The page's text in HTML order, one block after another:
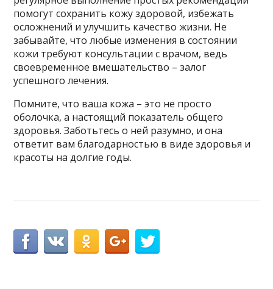
помогут сохранить кожу здоровой, избежать
осложнений и улучшить качество жизни. Не
забывайте, что любые изменения в состоянии
кожи требуют консультации с врачом, ведь
своевременное вмешательство – залог
успешного лечения.
Помните, что ваша кожа – это не просто
оболочка, а настоящий показатель общего
здоровья. Заботьтесь о ней разумно, и она
ответит вам благодарностью в виде здоровья и
красоты на долгие годы.